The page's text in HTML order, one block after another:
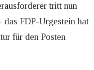
tritt nun
FDP-Urgestein hat
für den Posten